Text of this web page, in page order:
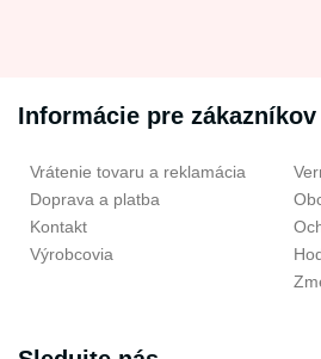
Informácie pre zákazníkov
Vrátenie tovaru a reklamácia
Doprava a platba
Kontakt
Výrobcovia